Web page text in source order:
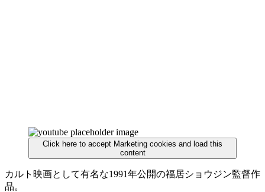
Click here to accept Marketing cookies and load this
content
カルト映画として有名な1991年公開の福居ショウジン監督作
品。